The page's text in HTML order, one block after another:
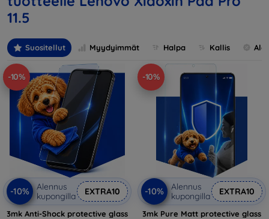
11.5
Suositellut Myydyimmät Halpa Kallis
-10%
-10%
Alennus
kupongilla
EXTRA10
3mk Anti-Shock protective glass
-10%
-10%
Alennus
kupongilla
EXTRA10
3mk Pure Matt protective glass